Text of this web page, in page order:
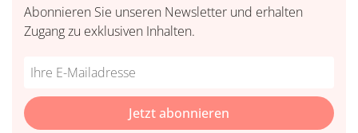
Abonnieren Sie unseren Newsletter und erhalten
Zugang zu exklusiven Inhalten.
Do
fill
this
*Ihre
Mailadresse:
Jetzt abonnieren